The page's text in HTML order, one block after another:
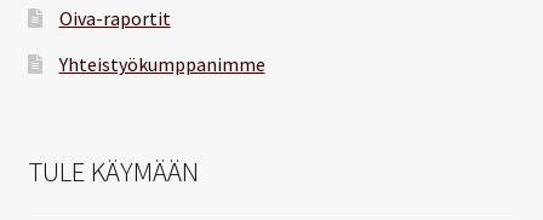
Oiva-raportit
Yhteistyökumppanimme
TULE KÄYMÄÄN